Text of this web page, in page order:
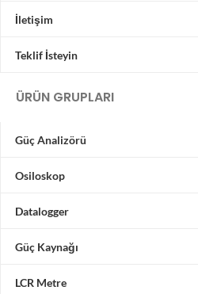
İletişim
Teklif İsteyin
ÜRÜN GRUPLARI
Güç Analizörü
Osiloskop
Datalogger
Güç Kaynağı
LCR Metre